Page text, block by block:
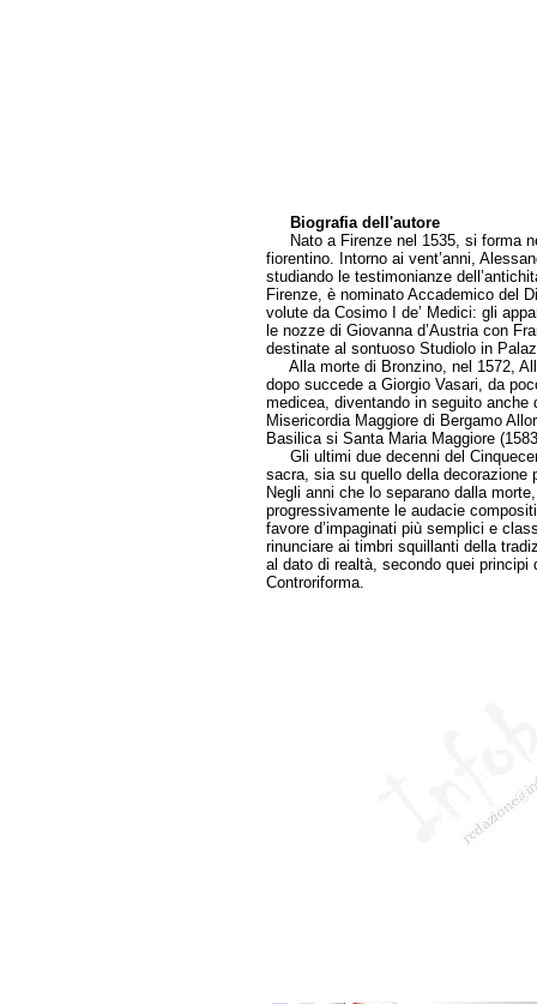
Biografia dell'autore
Nato a Firenze nel 1535, si forma
fiorentino. Intorno ai vent’anni,
studiando le testimonianze
Firenze, è nominato Accademico del
volute da Cosimo I de’ Medici: gli
le nozze di Giovanna d’Austria con
destinate al sontuoso Studiolo in
Alla morte di Bronzino, nel 1572,
dopo succede a Giorgio Vasari, da
medicea, diventando in seguito anche
Misericordia Maggiore di Bergamo
Basilica si Santa Maria Maggiore
Gli ultimi due decenni del
sacra, sia su quello della
Negli anni che lo separano dalla
progressivamente le audacie
favore d’impaginati più semplici e
rinunciare ai timbri squillanti della
al dato di realtà, secondo quei
Controriforma.